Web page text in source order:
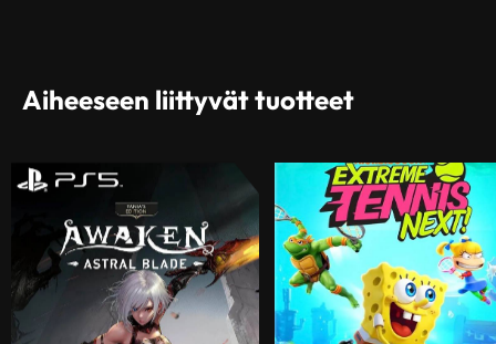
Aiheeseen liittyvät tuotteet